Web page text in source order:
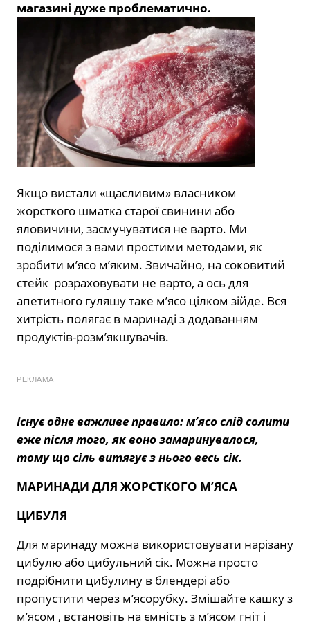
магазині дуже проблематично.
Якщо вистали «щасливим» власником
жорсткого шматка старої свинини або
яловичини, засмучуватися не варто. Ми
поділимося з вами простими методами, як
зробити м’ясо м’яким. Звичайно, на соковитий
стейк розраховувати не варто, а ось для
апетитного гуляшу таке м’ясо цілком зійде. Вся
хитрість полягає в маринаді з додаванням
продуктів-розм’якшувачів.
РЕКЛАМА
Існує одне важливе правило: м’ясо слід солити
вже після того, як воно замаринувалося,
тому що сіль витягує з нього весь сік.
МАРИНАДИ ДЛЯ ЖОРСТКОГО М’ЯСА
ЦИБУЛЯ
Для маринаду можна використовувати нарізану
цибулю або цибульний сік. Можна просто
подрібнити цибулину в блендері або
пропустити через м’ясорубку. Змішайте кашку з
м’ясом , встановіть на ємність з м’ясом гніт і